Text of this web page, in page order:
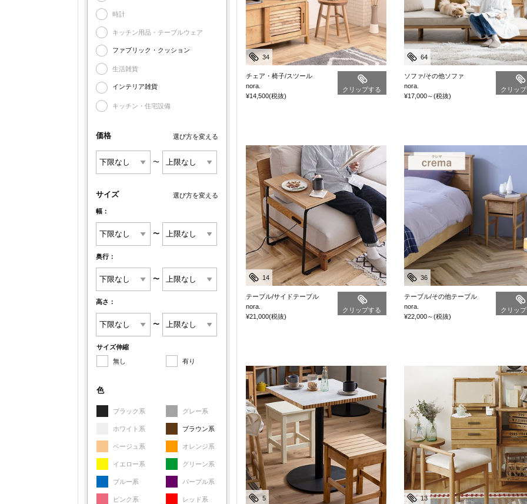
時計
キッチン用品・テーブルウェア
ファブリック・クッション
生活雑貨
インテリア雑貨
キッチン・住宅設備
価格 選び方を変える
〜
サイズ 選び方を変える
幅：
〜
奥行：
〜
高さ：
〜
サイズ伸縮
無し
有り
色
ブラック系 グレー系
ホワイト系 ブラウン系
ベージュ系 オレンジ系
イエロー系 グリーン系
ブルー系 パープル系
ピンク系 レッド系
チェア・椅子/スツール
nora.
¥14,500(税抜)
クリップする
34
ソファ/その他ソファ
nora.
¥17,000～(税抜)
クリッ
64
テーブル/サイドテーブル
nora.
¥21,000(税抜)
クリップする
14
テーブル/その他テーブル
nora.
¥22,000～(税抜)
クリッ
36
5 13